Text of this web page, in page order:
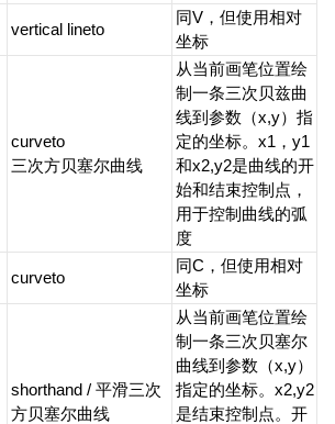
vertical lineto
同V，但使用相对
坐标
curveto
三次方贝塞尔曲线
从当前画笔位置绘
制一条三次贝兹曲
线到参数（x,y）指
定的坐标。x1，y1
和x2,y2是曲线的开
始和结束控制点，
用于控制曲线的弧
度
curveto
同C，但使用相对
坐标
shorthand / 平滑三次
方贝塞尔曲线
从当前画笔位置绘
制一条三次贝塞尔
曲线到参数（x,y）
指定的坐标。x2,y2
是结束控制点。开